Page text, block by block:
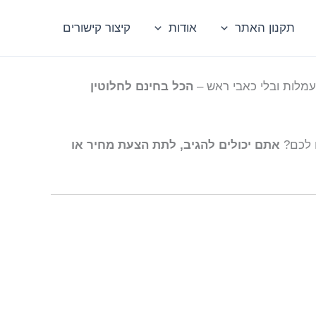
תקנון האתר אודות קיצור קישורים
ובלי כאבי ראש – הכל בחינם לחלוטין
לכם? אתם יכולים להגיב, לתת הצעת מחיר או